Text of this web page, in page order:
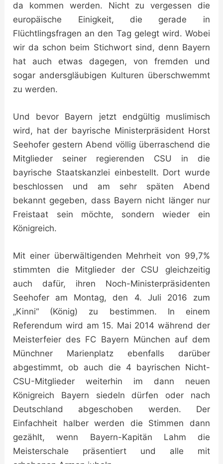
da kommen werden. Nicht zu vergessen die
europäische Einigkeit, die gerade in
Flüchtlingsfragen an den Tag gelegt wird. Wobei
wir da schon beim Stichwort sind, denn Bayern
hat auch etwas dagegen, von fremden und
sogar andersgläubigen Kulturen überschwemmt
zu werden.
Und bevor Bayern jetzt endgültig muslimisch
wird, hat der bayrische Ministerpräsident Horst
Seehofer gestern Abend völlig überraschend die
Mitglieder seiner regierenden CSU in die
bayrische Staatskanzlei einbestellt. Dort wurde
beschlossen und am sehr späten Abend
bekannt gegeben, dass Bayern nicht länger nur
Freistaat sein möchte, sondern wieder ein
Königreich.
Mit einer überwältigenden Mehrheit von 99,7%
stimmten die Mitglieder der CSU gleichzeitig
auch dafür, ihren Noch-Ministerpräsidenten
Seehofer am Montag, den 4. Juli 2016 zum
„Kinni“ (König) zu bestimmen. In einem
Referendum wird am 15. Mai 2014 während der
Meisterfeier des FC Bayern München auf dem
Münchner Marienplatz ebenfalls darüber
abgestimmt, ob auch die 4 bayrischen Nicht-
CSU-Mitglieder weiterhin im dann neuen
Königreich Bayern siedeln dürfen oder nach
Deutschland abgeschoben werden. Der
Einfachheit halber werden die Stimmen dann
gezählt, wenn Bayern-Kapitän Lahm die
Meisterschale präsentiert und alle mit